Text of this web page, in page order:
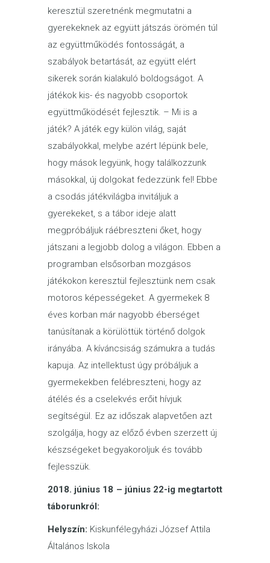
keresztül szeretnénk megmutatni a
gyerekeknek az együtt játszás örömén túl
az együttműködés fontosságát, a
szabályok betartását, az együtt elért
sikerek során kialakuló boldogságot. A
játékok kis- és nagyobb csoportok
együttműködését fejlesztik. – Mi is a
játék? A játék egy külön világ, saját
szabályokkal, melybe azért lépünk bele,
hogy mások legyünk, hogy találkozzunk
másokkal, új dolgokat fedezzünk fel! Ebbe
a csodás játékvilágba invitáljuk a
gyerekeket, s a tábor ideje alatt
megpróbáljuk ráébreszteni őket, hogy
játszani a legjobb dolog a világon. Ebben a
programban elsősorban mozgásos
játékokon keresztül fejlesztünk nem csak
motoros képességeket. A gyermekek 8
éves korban már nagyobb éberséget
tanúsítanak a körülöttük történő dolgok
irányába. A kíváncsiság számukra a tudás
kapuja. Az intellektust úgy próbáljuk a
gyermekekben felébreszteni, hogy az
átélés és a cselekvés erőit hívjuk
segítségül. Ez az időszak alapvetően azt
szolgálja, hogy az előző évben szerzett új
készségeket begyakoroljuk és tovább
fejlesszük.
2018. június 18 – június 22-ig megtartott
táborunkról:
Helyszín: Kiskunfélegyházi József Attila
Általános Iskola